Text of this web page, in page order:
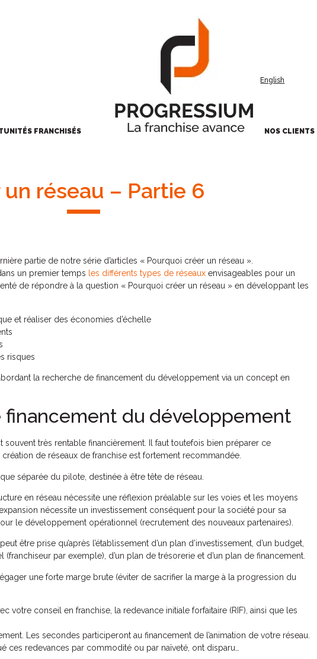
English
FRANCHISÉS NOS CLIENTS
réseau – Partie 6
partie de notre série d’articles « Pourquoi créer un réseau ».
un premier temps les différents types de réseaux envisageables pour un
de répondre à la question « Pourquoi créer un réseau » en développant les
et réaliser des économies d’échelle
risques
la recherche de financement du développement via un concept en
financement du développement
très rentable financièrement. Il faut toutefois bien préparer ce
création de réseaux de franchise est fortement recommandée.
séparée du pilote, destinée à être tête de réseau.
en réseau nécessite une réflexion préalable sur les voies et les moyens
nécessite un investissement conséquent pour la société pour sa
le développement opérationnel (recrutement des nouveaux partenaires).
être prise qu’après l’établissement d’un plan d’investissement, d’un budget,
(franchiseur par exemple), d’un plan de trésorerie et d’un plan de financement.
une forte marge brute (éviter de sacrifier la marge à la progression du
votre conseil en franchise, la redevance initiale forfaitaire (RIF), ainsi que les
Les secondes participeront au financement de l’animation de votre réseau.
ces redevances par commodité ou par naïveté, ont disparu…